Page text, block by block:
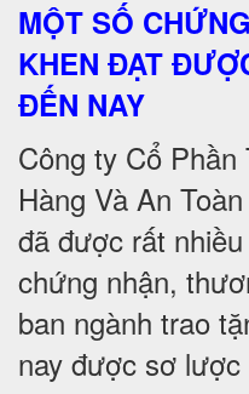
MỘT SỐ
KHEN ĐẠT
ĐẾN NAY
Công ty Cổ
Hàng Và An
đã được rất
chứng nhận,
ban ngành trao
nay được sơ lược